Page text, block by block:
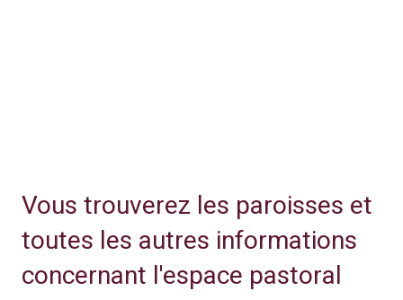
Vous trouverez les paroisses et
toutes les autres informations
concernant l'espace pastoral